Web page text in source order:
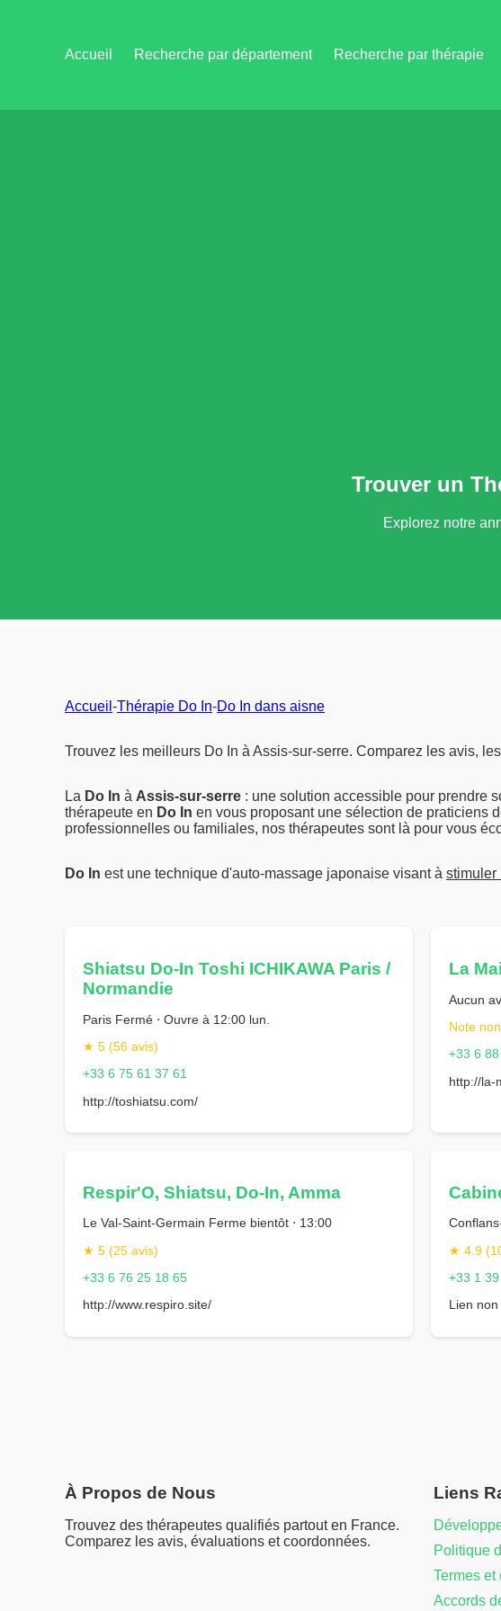
Accueil Recherche par département Recherche par thérapie
Trouver un
Explorez notre
Accueil -Thérapie Do In-Do In dans aisne
Trouvez les meilleurs Do In à Assis-sur-serre. Comparez les avis,
La Do In à Assis-sur-serre : une solution accessible pour prendre
thérapeute en Do In en vous proposant une sélection de praticiens
professionnelles ou familiales, nos thérapeutes sont là pour vous
Do In est une technique d'auto-massage japonaise visant à stimuler
Shiatsu Do-In Toshi ICHIKAWA Paris /
Normandie
Paris Fermé ⋅ Ouvre à 12:00 lun.
★ 5 (56 avis)
+33 6 75 61 37 61
http://toshiatsu.com/
La
Aucun
Note
+33 6
http://la-
Respir'O, Shiatsu, Do-In, Amma
Le Val-Saint-Germain Ferme bientôt ⋅ 13:00
★ 5 (25 avis)
+33 6 76 25 18 65
http://www.respiro.site/
★ 4.9
+33 1
Lien
À Propos de Nous
Trouvez des thérapeutes qualifiés partout en France.
Comparez les avis, évaluations et coordonnées.
Liens
Politique
Termes et
Accords